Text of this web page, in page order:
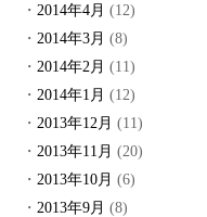
2014年4月 (12)
2014年3月 (8)
2014年2月 (11)
2014年1月 (12)
2013年12月 (11)
2013年11月 (20)
2013年10月 (6)
2013年9月 (8)